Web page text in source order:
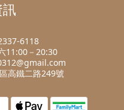
6118
11:00－20:30
高鐵二路249號